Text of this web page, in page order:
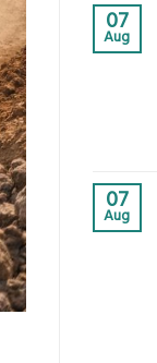
07
Aug
07
Aug